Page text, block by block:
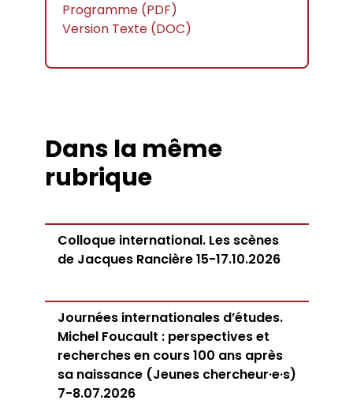
Programme (PDF)
Version Texte (DOC)
Dans la même
rubrique
Colloque international. Les scènes
de Jacques Rancière 15-17.10.2026
Journées internationales d’études.
Michel Foucault : perspectives et
recherches en cours 100 ans après
sa naissance (Jeunes chercheur·e·s)
7-8.07.2026